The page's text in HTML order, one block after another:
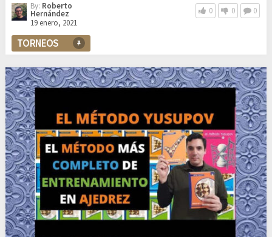
By: Roberto
Hernández
19 enero, 2021
0 0 0
TORNEOS